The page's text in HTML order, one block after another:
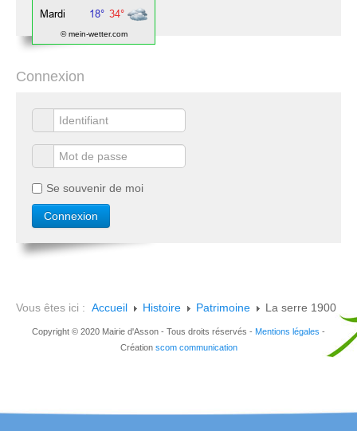
© mein-wetter.com
Connexion
Se souvenir de moi
Vous êtes ici : Accueil Histoire Patrimoine La serre 1900
Copyright © 2020 Mairie d'Asson - Tous droits réservés - Mentions légales -
Création scom communication